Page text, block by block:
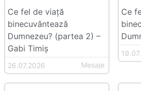
Ce fel de viață
binecuvântează
Dumnezeu? (partea 2) –
Gabi Timiș
26.07.2026 Mesaje
Ce